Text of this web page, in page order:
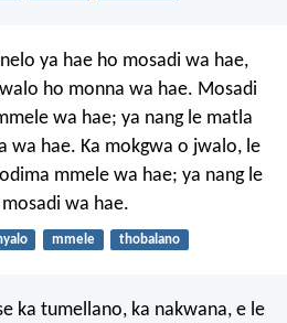
ya hae ho mosadi wa hae,
ho monna wa hae. Mosadi
wa hae; ya nang le matla
wa hae. Ka mokgwa o jwalo, le
mmele wa hae; ya nang le
wa hae.
mmele thobalano
ka tumellano, ka nakwana, e le